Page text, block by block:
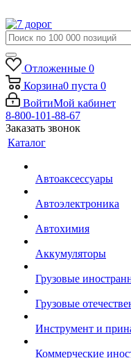
Отложенные 0
Корзина0 пуста 0
ВойтиМой кабинет
8-800-101-88-67
Заказать звонок
Каталог
Автоаксессуары
Автоэлектроника
Автохимия
Аккумуляторы
Грузовые
Грузовые
Инструмент и
Коммерческие